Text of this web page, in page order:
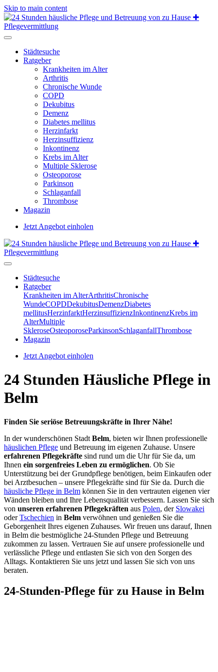
Skip to main content
Städtesuche
Ratgeber
Krankheiten im Alter
Arthritis
Chronische Wunde
COPD
Dekubitus
Demenz
Diabetes mellitus
Herzinfarkt
Herzinsuffizienz
Inkontinenz
Krebs im Alter
Multiple Sklerose
Osteoporose
Parkinson
Schlaganfall
Thrombose
Magazin
Jetzt Angebot einholen
Städtesuche
Ratgeber
Krankheiten im AlterArthritisChronische
WundeCOPDDekubitusDemenzDiabetes
mellitusHerzinfarktHerzinsuffizienzInkontinenzKrebs im
AlterMultiple
SkleroseOsteoporoseParkinsonSchlaganfallThrombose
Magazin
Jetzt Angebot einholen
24 Stunden Häusliche Pflege in
Belm
Finden Sie seriöse Betreuungskräfte in Ihrer Nähe!
In der wunderschönen Stadt Belm, bieten wir Ihnen professionelle
häuslichen Pflege und Betreuung im eigenen Zuhause. Unsere
erfahrenen Pflegekräfte sind rund um die Uhr für Sie da, um
Ihnen ein sorgenfreies Leben zu ermöglichen. Ob Sie
Unterstützung bei der Grundpflege benötigen, beim Einkaufen oder
bei Arztbesuchen – unsere Pflegekräfte sind für Sie da. Durch die
häusliche Pflege in Belm können Sie in den vertrauten eigenen vier
Wänden bleiben und Ihre Lebensqualität verbessern. Lassen Sie sich
von unseren erfahrenen Pflegekräften aus Polen, der Slowakei
oderTschechien in Belm verwöhnen und genießen Sie die
Geborgenheit Ihres eigenen Zuhauses. Wir freuen uns darauf, Ihnen
in Belm die bestmögliche 24-Stunden Pflege und Betreuung
zukommen zu lassen. Vertrauen Sie auf unsere professionelle und
verlässliche Pflege und entlasten Sie sich von den Sorgen des
Alltags. Kontaktieren Sie uns jetzt und lassen Sie sich von uns
beraten.
24-Stunden-Pflege für zu Hause in Belm